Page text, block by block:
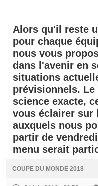
Alors qu'il reste
pour chaque
nous vous
dans l'avenir en
situations
prévisionnels.
science exacte,
vous éclairer sur
auxquels nous
partir de
menu serait
COUPE DU MONDE 2018